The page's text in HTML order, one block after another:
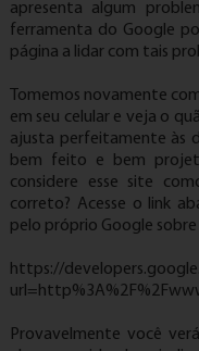
apresenta algum
ferramenta do Google
página a lidar com tais
Tomemos novamente
em seu celular e veja o
ajusta perfeitamente às
bem feito e bem
considere esse site
correto? Acesse o link
pelo próprio Google
https://
Provavelmente você